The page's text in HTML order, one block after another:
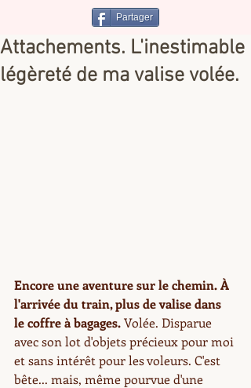
Partager
Attachements. L'inestimable
légèreté de ma valise volée.
Encore une aventure sur le chemin. À
l'arrivée du train, plus de valise dans
le coffre à bagages. Volée. Disparue
avec son lot d'objets précieux pour moi
et sans intérêt pour les voleurs. C'est
bête... mais, même pourvue d'une